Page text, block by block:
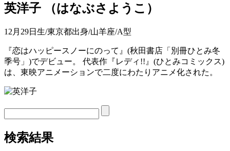
英洋子 （はなぶさようこ ）
12月29日生/東京都出身/山羊座/A型
『恋はハッピースノーにのって』(秋田書店「別冊ひとみ冬
季号」)でデビュー。 代表作『レディ!!』(ひとみコミックス)
は、東映アニメーションで二度にわたりアニメ化された。
検索結果